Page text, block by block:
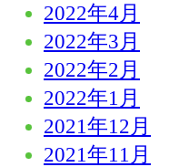
2022年4月
2022年3月
2022年2月
2022年1月
2021年12月
2021年11月